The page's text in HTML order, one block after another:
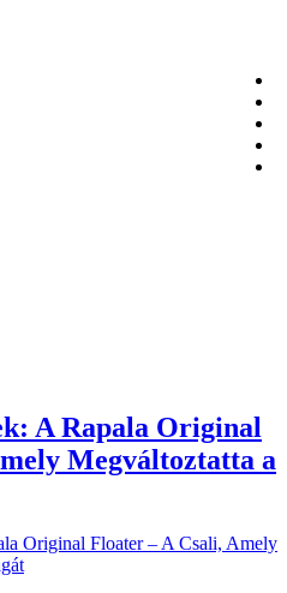
A Rapala Original
Megváltoztatta a